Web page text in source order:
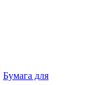
Бумага для